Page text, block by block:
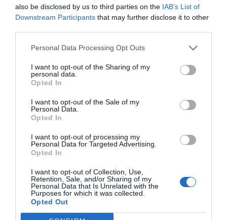
also be disclosed by us to third parties on the IAB’s List of
Downstream Participants that may further disclose it to other
Personal Data Processing Opt Outs
I want to opt-out of the Sharing of my
personal data.
Opted In
I want to opt-out of the Sale of my
Personal Data.
Opted In
I want to opt-out of processing my
Personal Data for Targeted Advertising.
Opted In
I want to opt-out of Collection, Use,
Retention, Sale, and/or Sharing of my
Personal Data that Is Unrelated with the
Purposes for which it was collected.
Opted Out
Nathan
και την παροχή επαγγελματικού εκπαιδευτικού
εξοπλισμού. Η γκάμα της περιλαμβάνει από
εξειδικευμένο υλικό ψυχοκινητικής έως μικροέπιπλα
αντέχουν στη σκληρή χρήση σε σχολικά
περιβάλλοντα. Κάθε προϊόν συμμορφώνεται αυστηρά
με τα ευρωπαϊκά πρότυπα ασφαλείας και τις
περιβαλλοντικές προδιαγραφές (βιώσιμη υλοτομία,
βιοδιασπώμενα υλικά). Η επιλογή της Nathan για τον
εξοπλισμό νηπιαγωγείων και κέντρων δεξιοτήτων